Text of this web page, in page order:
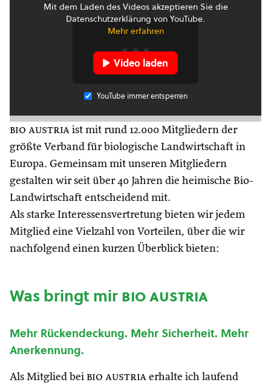
Mit dem Laden des Videos akzeptieren Sie die
Datenschutzerklärung von YouTube.
Mehr erfahren
Video laden
YouTube immer entsperren
bio austria ist mit rund 12.000 Mitgliedern der
größte Verband für biologische Landwirtschaft in
Europa. Gemeinsam mit unseren Mitgliedern
gestalten wir seit über 40 Jahren die heimische Bio-
Landwirtschaft entscheidend mit.
Als starke Interessensvertretung bieten wir jedem
Mitglied eine Vielzahl von Vorteilen, über die wir
nachfolgend einen kurzen Überblick bieten:
Was bringt mirbio austria
Mehr Rückendeckung. Mehr Sicherheit. Mehr
Anerkennung.
Als Mitglied bei bio austria erhalte ich laufend